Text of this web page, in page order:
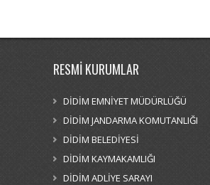
RESMİ KURUMLAR
DİDİM EMNİYET MÜDÜRLÜĞÜ
DİDİM JANDARMA KOMUTANLIĞI
DİDİM BELEDİYESİ
DİDİM KAYMAKAMLIĞI
DİDİM ADLİYE SARAYI